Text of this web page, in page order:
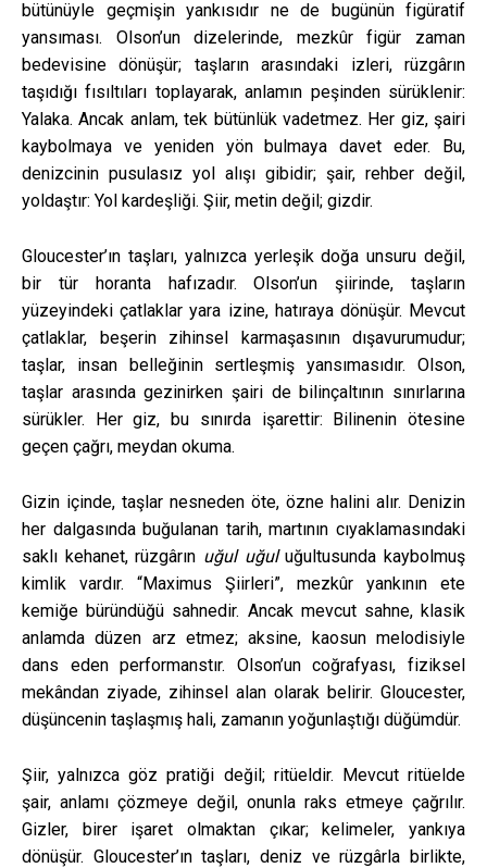
bütünüyle geçmişin yankısıdır ne de bugünün figüratif
yansıması. Olson’un dizelerinde, mezkûr figür zaman
bedevisine dönüşür; taşların arasındaki izleri, rüzgârın
taşıdığı fısıltıları toplayarak, anlamın peşinden sürüklenir:
Yalaka. Ancak anlam, tek bütünlük vadetmez. Her giz, şairi
kaybolmaya ve yeniden yön bulmaya davet eder. Bu,
denizcinin pusulasız yol alışı gibidir; şair, rehber değil,
yoldaştır: Yol kardeşliği. Şiir, metin değil; gizdir.
Gloucester’ın taşları, yalnızca yerleşik doğa unsuru değil,
bir tür horanta hafızadır. Olson’un şiirinde, taşların
yüzeyindeki çatlaklar yara izine, hatıraya dönüşür. Mevcut
çatlaklar, beşerin zihinsel karmaşasının dışavurumudur;
taşlar, insan belleğinin sertleşmiş yansımasıdır. Olson,
taşlar arasında gezinirken şairi de bilinçaltının sınırlarına
sürükler. Her giz, bu sınırda işarettir: Bilinenin ötesine
geçen çağrı, meydan okuma.
Gizin içinde, taşlar nesneden öte, özne halini alır. Denizin
her dalgasında buğulanan tarih, martının cıyaklamasındaki
saklı kehanet, rüzgârın uğul uğuluğultusunda kaybolmuş
kimlik vardır. “Maximus Şiirleri”, mezkûr yankının ete
kemiğe büründüğü sahnedir. Ancak mevcut sahne, klasik
anlamda düzen arz etmez; aksine, kaosun melodisiyle
dans eden performanstır. Olson’un coğrafyası, fiziksel
mekândan ziyade, zihinsel alan olarak belirir. Gloucester,
düşüncenin taşlaşmış hali, zamanın yoğunlaştığı düğümdür.
Şiir, yalnızca göz pratiği değil; ritüeldir. Mevcut ritüelde
şair, anlamı çözmeye değil, onunla raks etmeye çağrılır.
Gizler, birer işaret olmaktan çıkar; kelimeler, yankıya
dönüşür. Gloucester’ın taşları, deniz ve rüzgârla birlikte,